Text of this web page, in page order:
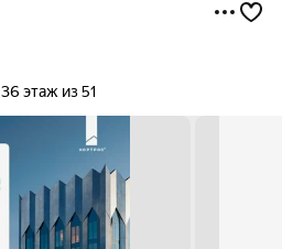
36 этаж из 51